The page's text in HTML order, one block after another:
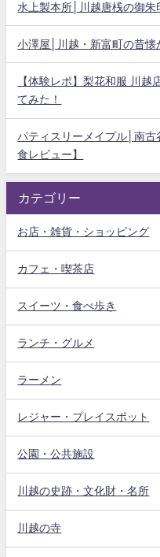
水上製本所│川越唐桟の御朱
小澤屋│川越・新富町の昔
【体験レポ】梨花和服 川越
てみた！
パティスリーメイプル│南
食レビュー】
カテゴリー
お店・雑貨・ショッピング
カフェ・喫茶店
スイーツ・食べ歩き
ランチ・グルメ
ラーメン
レジャー・プレイスポット
公園・公共施設
川越の史跡・文化財・名所
川越の寺